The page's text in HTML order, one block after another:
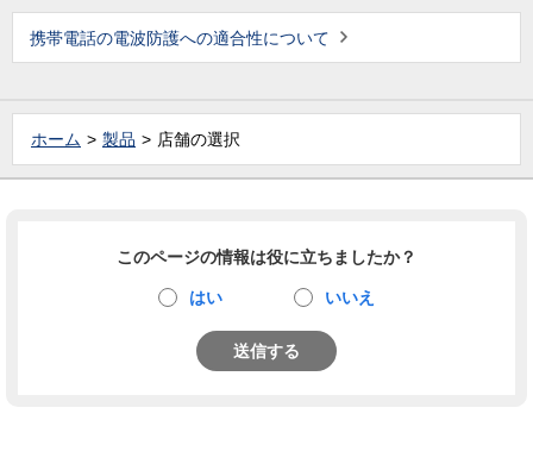
携帯電話の電波防護への適合性について
ホーム 製品 店舗の選択
このページの情報は役に立ちましたか？
はい いいえ
送信する